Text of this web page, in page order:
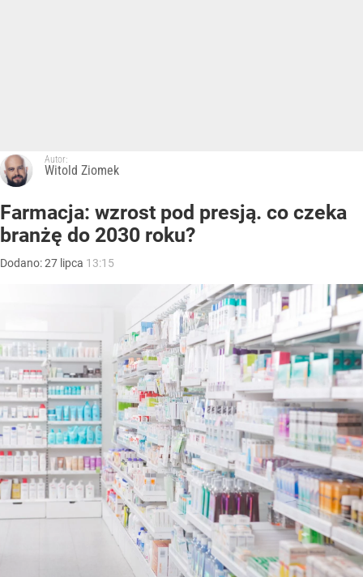
Autor:
Witold Ziomek
Farmacja: wzrost pod presją. co czeka
branżę do 2030 roku?
Dodano:27 lipca 13:15